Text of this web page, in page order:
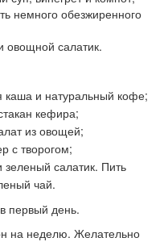
немного обезжиренного
салатик.
каша и натуральный кофе;
кефира;
из овощей;
с творогом;
салатик. Пить
чай.
первый день.
на неделю. Желательно